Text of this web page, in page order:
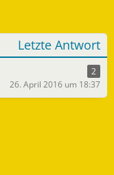
Letzte Antwort
2
26. April 2016 um 18:37